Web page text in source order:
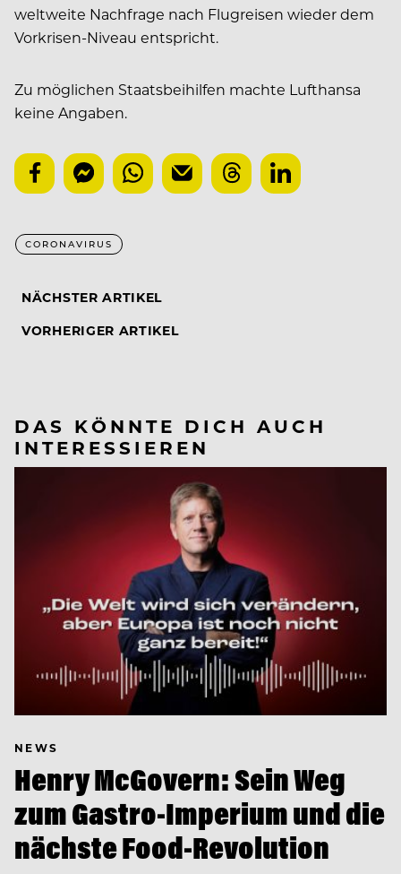
weltweite Nachfrage nach Flugreisen wieder dem
Vorkrisen-Niveau entspricht.
Zu möglichen Staatsbeihilfen machte Lufthansa
keine Angaben.
CORONAVIRUS
NÄCHSTER ARTIKEL
VORHERIGER ARTIKEL
DAS KÖNNTE DICH AUCH
INTERESSIEREN
NEWS
Henry McGovern: Sein Weg
zum Gastro-Imperium und die
nächste Food-Revolution